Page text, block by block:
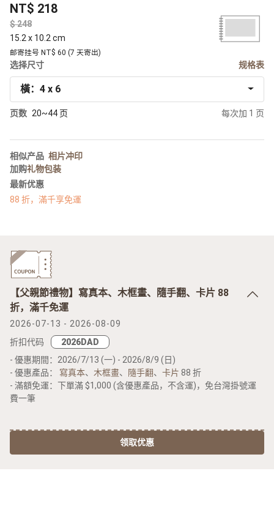
NT$ 218
$
15.2 x 10.2 cm
邮寄挂号 NT$ 60 (7 天寄出)
选择尺寸 规格表
橫：4 x 6
页数 20~44 页 每次加 1 页
相似产品 相片冲印
加购礼物包装
最新优惠
88 折，滿千享免運
【父親節禮物】寫真本、木框畫、隨手翻、卡片 88
折，滿千免運
2026-07-13 - 2026-08-09
折扣代码
- 優惠期間：2026/7/13 (一) - 2026/8/9 (日)
- 優惠產品： 寫真本、 木框畫、 隨手翻、 卡片 88 折
- 滿額免運：下單滿 $1,000 (含優惠產品，不含運)，免台灣掛號運
費一筆